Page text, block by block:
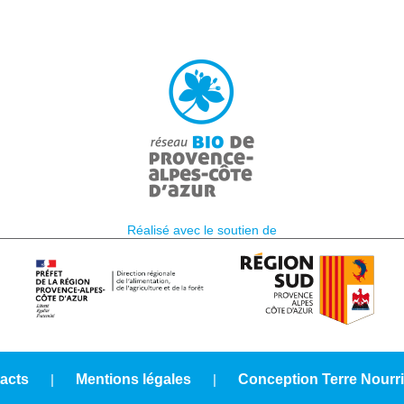
Réalisé avec le soutien de
| Mentions légales | Conception Terre